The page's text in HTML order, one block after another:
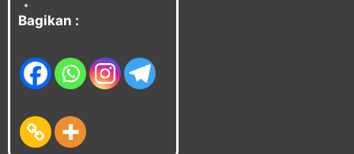
Bagikan :